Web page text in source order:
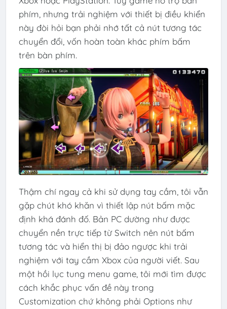
phím, nhưng trải nghiệm với thiết bị điều khiển
này đòi hỏi bạn phải nhớ tất cả nút tương tác
chuyển đổi, vốn hoàn toàn khác phím bấm
trên bàn phím.
Thậm chí ngay cả khi sử dụng tay cầm, tôi vẫn
gặp chút khó khăn vì thiết lập nút bấm mặc
định khá đánh đố. Bản PC dường như được
chuyển nền trực tiếp từ Switch nên nút bấm
tương tác và hiển thị bị đảo ngược khi trải
nghiệm với tay cầm Xbox của người viết. Sau
một hồi lục tung menu game, tôi mới tìm được
cách khắc phục vấn đề này trong
Customization chứ không phải Options như